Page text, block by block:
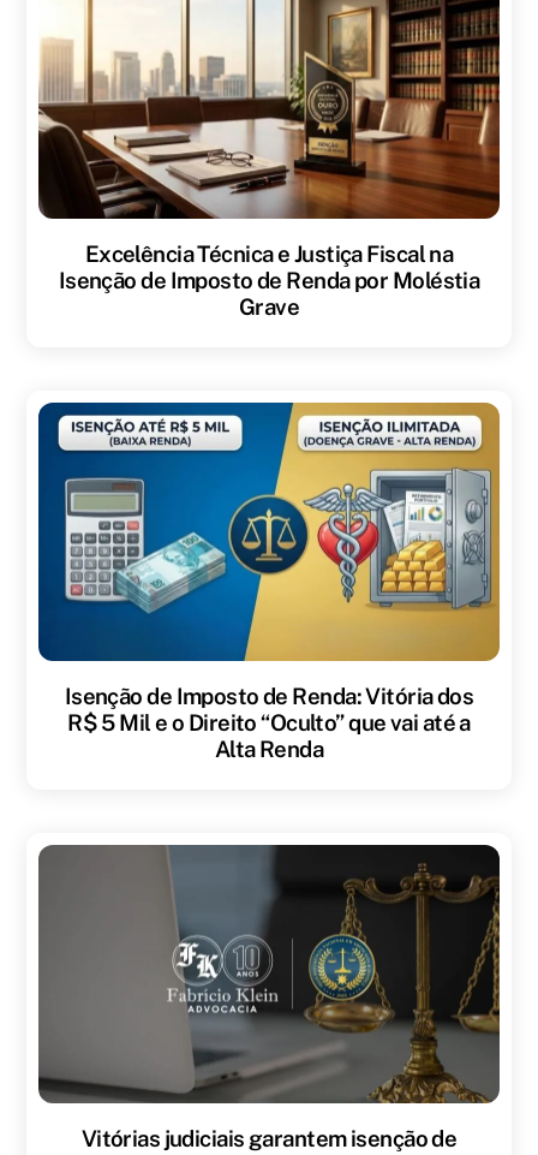
Excelência Técnica e Justiça Fiscal na
Isenção de Imposto de Renda por Moléstia
Grave
Isenção de Imposto de Renda: Vitória dos
R$ 5 Mil e o Direito “Oculto” que vai até a
Alta Renda
Vitórias judiciais garantem isenção de